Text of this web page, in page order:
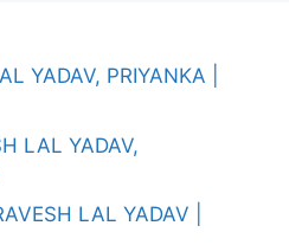
YADAV, PRIYANKA |
LAL YADAV,
LAL YADAV |